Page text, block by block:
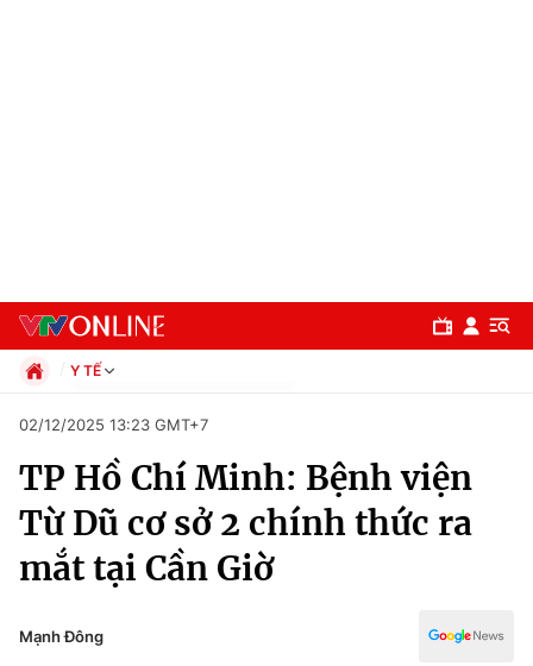
Chuyên mục
Chính trị
Y TẾ
Xã hội
Pháp luật
Thể thao
Truyền hình
Văn hóa - Giải trí
Đời sống
02/12/2025 13:23 GMT+7
TP Hồ Chí Minh: Bệnh viện
Từ Dũ cơ sở 2 chính thức ra
mắt tại Cần Giờ
Mạnh Đông